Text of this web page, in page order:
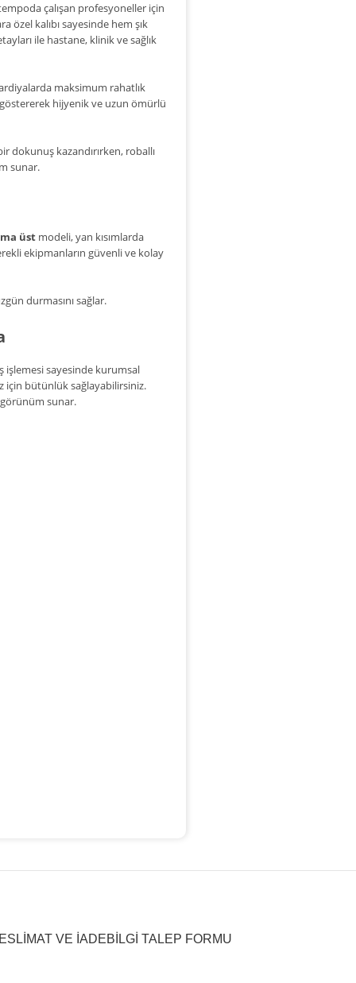
çalışan profesyoneller için
özel kalıbı sayesinde hem şık
ile hastane, klinik ve sağlık
maksimum rahatlık
göstererek hijyenik ve uzun ömürlü
dokunuş kazandırırken, roballı
sunar.
üst modeli, yan kısımlarda
ekipmanların güvenli ve kolay
durmasını sağlar.
işlemesi sayesinde kurumsal
için bütünlük sağlayabilirsiniz.
sunar.
VE İADEBILGI TALEP FORMU